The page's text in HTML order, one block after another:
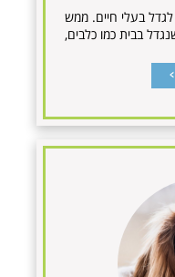
בעלי חיים. ממש
בבית כמו כלבים,